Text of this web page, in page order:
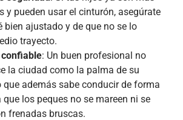
y pueden usar el cinturón, asegúrate
bien ajustado y de que no se lo
trayecto.
: Un buen profesional no
la ciudad como la palma de su
que además sabe conducir de forma
que los peques no se mareen ni se
frenadas bruscas.